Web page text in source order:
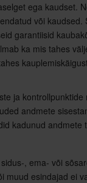
ega kaudset.
või kaudsed.
garantiisid
ka mis tahes
ja
andmete
kadunud andmete
, ema- või
muud esindajad ei